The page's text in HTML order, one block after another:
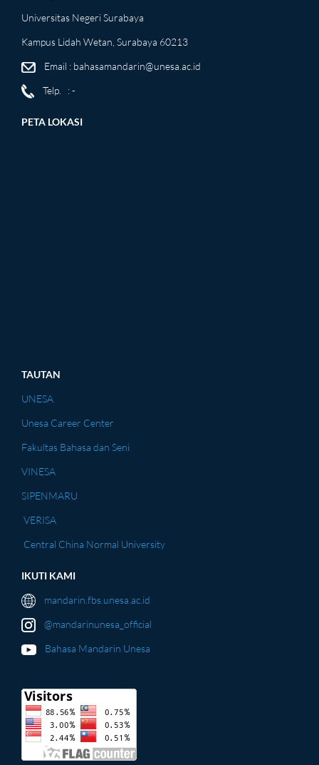
Universitas Negeri Surabaya
Kampus Lidah Wetan, Surabaya 60213
Email : bahasamandarin@unesa.ac.id
Telp. : -
PETA LOKASI
TAUTAN
UNESA
Unesa Career Center
Fakultas Bahasa dan Seni
VINESA
SIPENMARU
VERISA
Central China Normal University
IKUTI KAMI
mandarin.fbs.unesa.ac.id
@mandarinunesa_official
Bahasa Mandarin Unesa